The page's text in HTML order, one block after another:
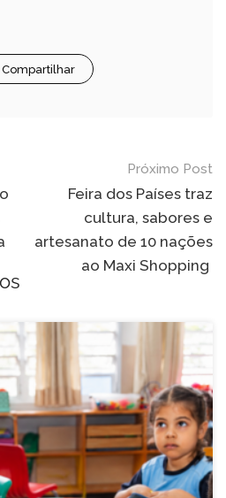
Compartilhar
Próximo Post
Feira dos Países traz
cultura, sabores e
artesanato de 10 nações
ao Maxi Shopping